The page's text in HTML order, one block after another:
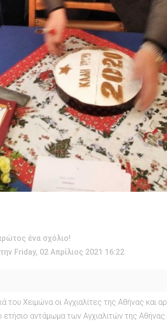
ένα σχόλιο!
Friday, 02 Απρίλιος 2021 16:22
του Χειμώνα οι Αγχιαλίτες της Αθήνας και
ετήσιο αντάμωμα των Αγχιαλιτών της